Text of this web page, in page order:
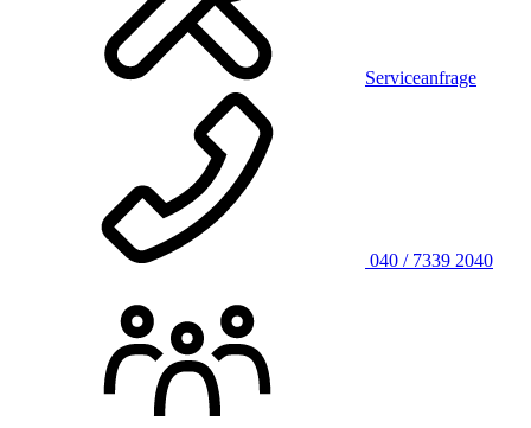
Serviceanfrage
040 / 7339 2040